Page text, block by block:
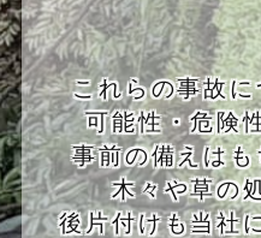
これらの事故
可能性・危険
事前の備えは
木々や草の
後片付けも当社